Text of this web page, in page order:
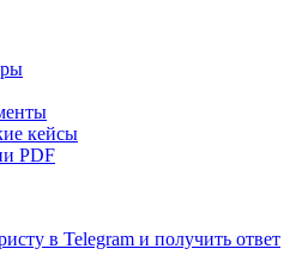
кейсы
PDF
в Telegram и получить ответ